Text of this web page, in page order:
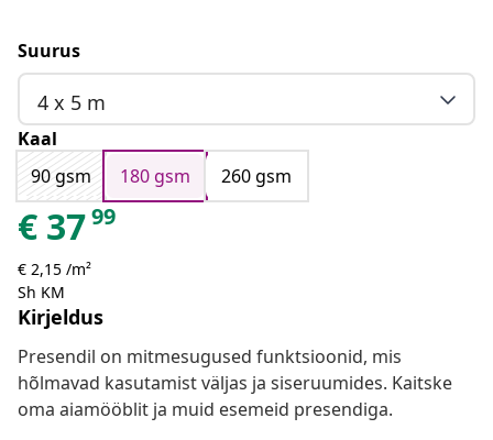
Suurus
4 x 5 m
Kaal
90 gsm
180 gsm 260 gsm
€ 3799
€ 2,15 /m²
Sh KM
Kirjeldus
Presendil on mitmesugused funktsioonid, mis
hõlmavad kasutamist väljas ja siseruumides. Kaitske
oma aiamööblit ja muid esemeid presendiga.